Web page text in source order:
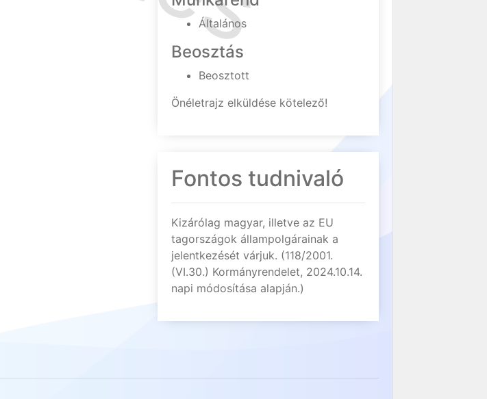
Általános
Beosztás
Beosztott
Önéletrajz elküldése kötelező!
Fontos tudnivaló
Kizárólag magyar, illetve az EU
tagországok állampolgárainak a
jelentkezését várjuk. (118/2001.
(VI.30.) Kormányrendelet, 2024.10.14.
napi módosítása alapján.)